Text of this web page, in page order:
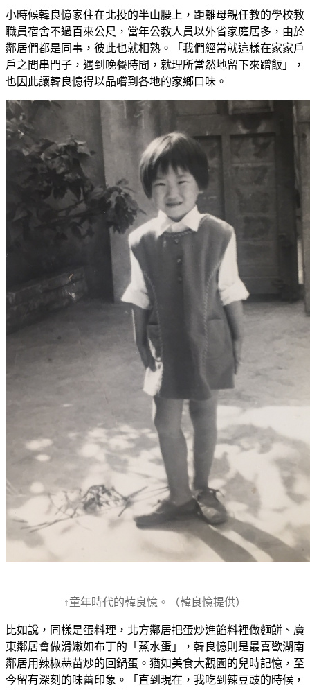
小時候韓良憶家住在北投的半山腰上，距離母親任教的學校教
職員宿舍不過百來公尺，當年公教人員以外省家庭居多，由於
鄰居們都是同事，彼此也就相熟。「我們經常就這樣在家家戶
戶之間串門子，遇到晚餐時間，就理所當然地留下來蹭飯」，
也因此讓韓良憶得以品嚐到各地的家鄉口味。
↑童年時代的韓良憶。（韓良憶提供）
比如說，同樣是蛋料理，北方鄰居把蛋炒進餡料裡做麵餅、廣
東鄰居會做滑嫩如布丁的「蒸水蛋」，韓良憶則是最喜歡湖南
鄰居用辣椒蒜苗炒的回鍋蛋。猶如美食大觀園的兒時記憶，至
今留有深刻的味蕾印象。「直到現在，我吃到辣豆豉的時候，